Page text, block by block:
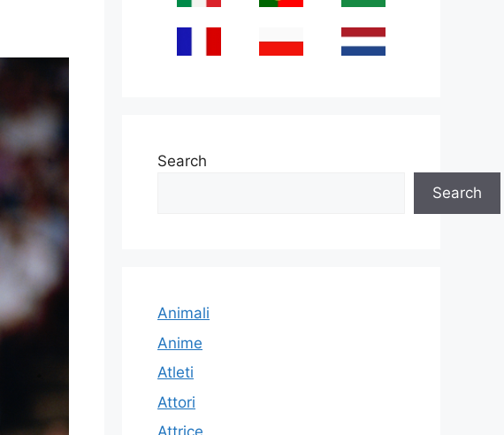
Search
Search
Animali
Anime
Atleti
Attori